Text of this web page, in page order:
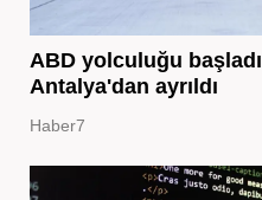
ABD yolculuğu
Antalya'dan ayrıldı
Haber7